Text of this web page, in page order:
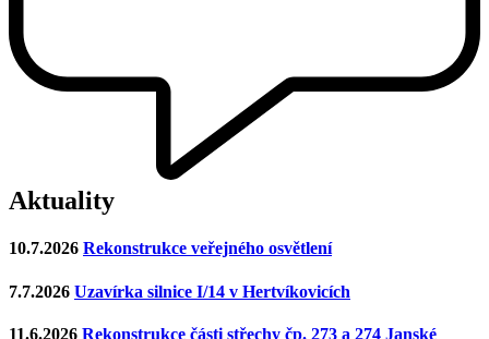
Aktuality
10.7.2026 Rekonstrukce veřejného osvětlení
7.7.2026 Uzavírka silnice I/14 v Hertvíkovicích
11.6.2026 Rekonstrukce části střechy čp. 273 a 274 Janské